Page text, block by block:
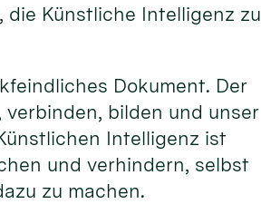
Künstliche Intelligenz zu
Dokument. Der
bilden und unser
Intelligenz ist
und verhindern, selbst
zu machen.